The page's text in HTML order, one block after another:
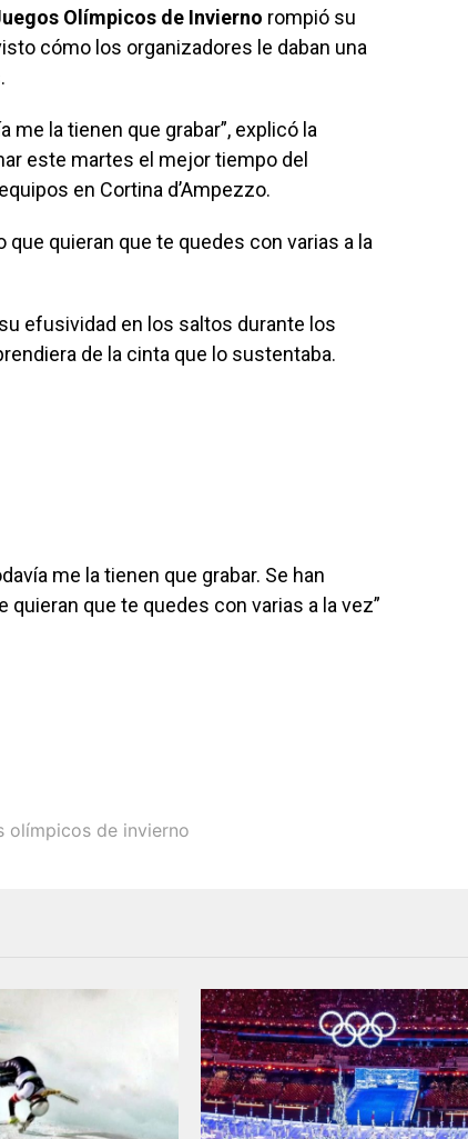
Olímpicos de Invierno rompió su
cómo los organizadores le daban una
me la tienen que grabar”, explicó la
este martes el mejor tiempo del
en Cortina d’Ampezzo.
que quieran que te quedes con varias a la
efusividad en los saltos durante los
de la cinta que lo sustentaba.
me la tienen que grabar. Se han
quieran que te quedes con varias a la vez”
olímpicos de invierno